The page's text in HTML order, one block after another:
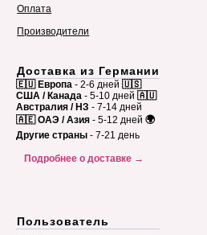
Оплата
Производители
Доставка из Германии
🇪🇺 Европа - 2-6 дней 🇺🇸
США / Канада - 5-10 дней 🇦🇺
Австралия / НЗ - 7-14 дней
🇦🇪 ОАЭ / Азия - 5-12 дней 🌍
Другие страны - 7-21 день
Подробнее о доставке →
Пользователь